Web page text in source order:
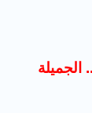
الجميلة